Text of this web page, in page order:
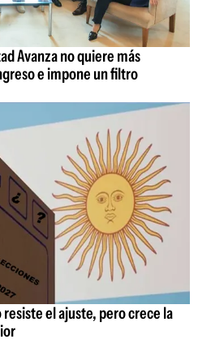
Avanza no quiere más
e impone un filtro
resiste el ajuste, pero crece la